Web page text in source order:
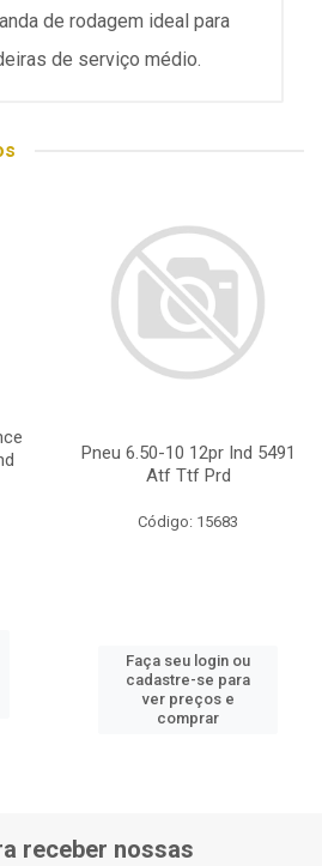
de rodagem ideal para
de serviço médio.
Pneu 6.50-10 12pr Ind 5491
Atf Ttf Prd
Código: 15683
Faça seu login ou
cadastre-se para
ver preços e
comprar
receber nossas